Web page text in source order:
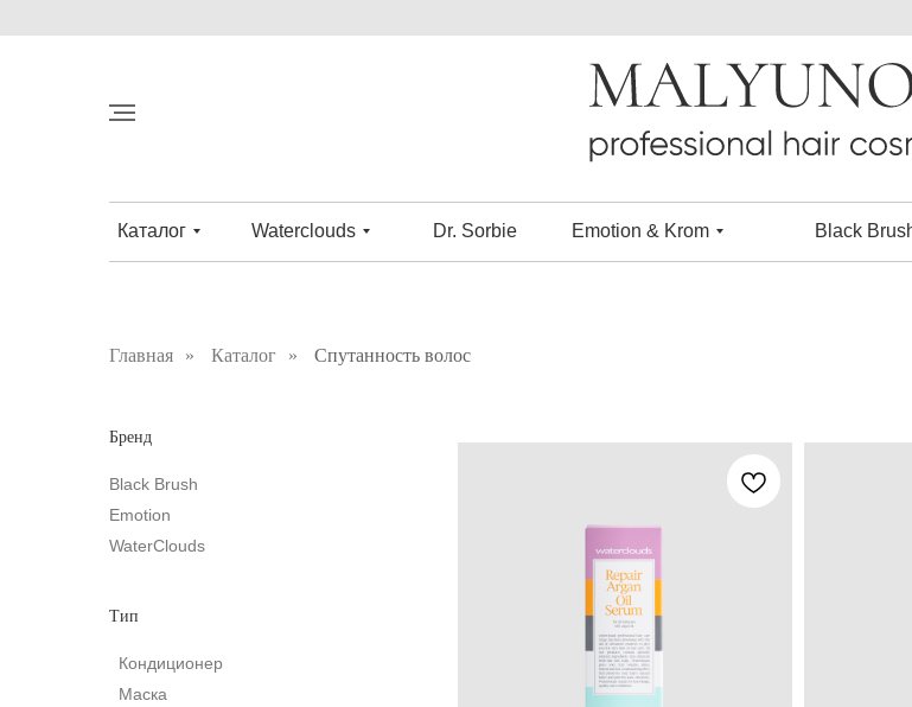
Каталог Waterclouds Dr. Sorbie Black
Emotion & Krom
Главная » Каталог » Спутанность волос
Бренд
Black Brush
Emotion
WaterСlouds
Тип
Кондиционер
Маска